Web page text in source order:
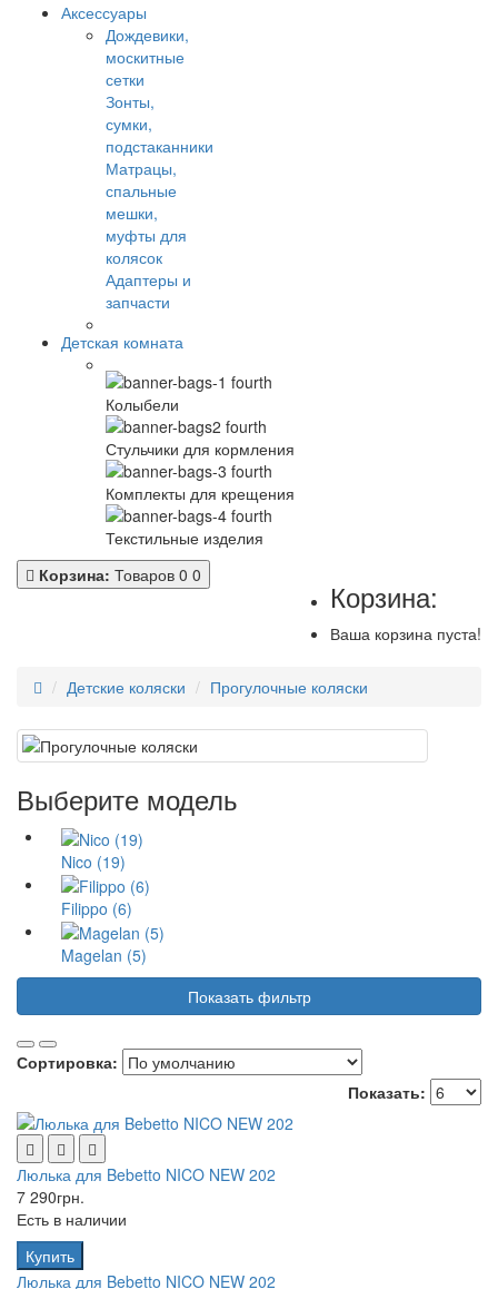
Аксессуары
Дождевики,
москитные
сетки
Зонты,
сумки,
подстаканники
Матрацы,
спальные
мешки,
муфты для
колясок
Адаптеры и
запчасти
Детская комната
Колыбели
Стульчики для кормления
Комплекты для крещения
Текстильные изделия
Корзина: Товаров 0 0
Корзина:
Ваша корзина пуста!
Детские коляски Прогулочные коляски
Выберите модель
Nico (19)
Filippo (6)
Magelan (5)
Показать фильтр
Сортировка:
Показать:
Люлька для Bebetto NICO NEW 202
7 290грн.
Есть в наличии
Купить
Люлька для Bebetto NICO NEW 202